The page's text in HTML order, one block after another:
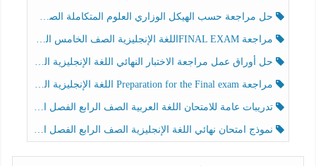
حل مراجعة حسب الهيكل الوزاري العلوم المتكاملة الصف الخامس عام الفصل الثالث
مراجعة FINAL EXAMاللغة الإنجليزية الصف الخامس الفصل الثالث
حل أوراق عمل مراجعة الاختبار النهائي اللغة الإنجليزية الصف الرابع الفصل الثالث
مراجعة Preparation for the Final exam اللغة الإنجليزية الصف الرابع الفصل الثالث
تدريبات عامة للامتحان اللغة العربية الصف الرابع الفصل الثالث
نموذج امتحان نهائي اللغة الإنجليزية الصف الرابع الفصل الثالث